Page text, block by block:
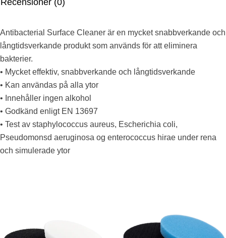
Recensioner (0)
Antibacterial Surface Cleaner är en mycket snabbverkande och
långtidsverkande produkt som används för att eliminera
bakterier.
• Mycket effektiv, snabbverkande och långtidsverkande
• Kan användas på alla ytor
• Innehåller ingen alkohol
• Godkänd enligt EN 13697
• Test av staphylococcus aureus, Escherichia coli,
Pseudomonsd aeruginosa og enterococcus hirae under rena
och simulerade ytor